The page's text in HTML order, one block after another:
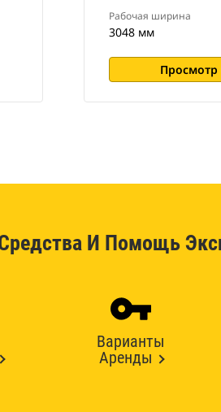
Рабочая ширина
3048 мм
И Помощь
Варианты
Аренды